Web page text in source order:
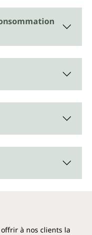
à nos clients la